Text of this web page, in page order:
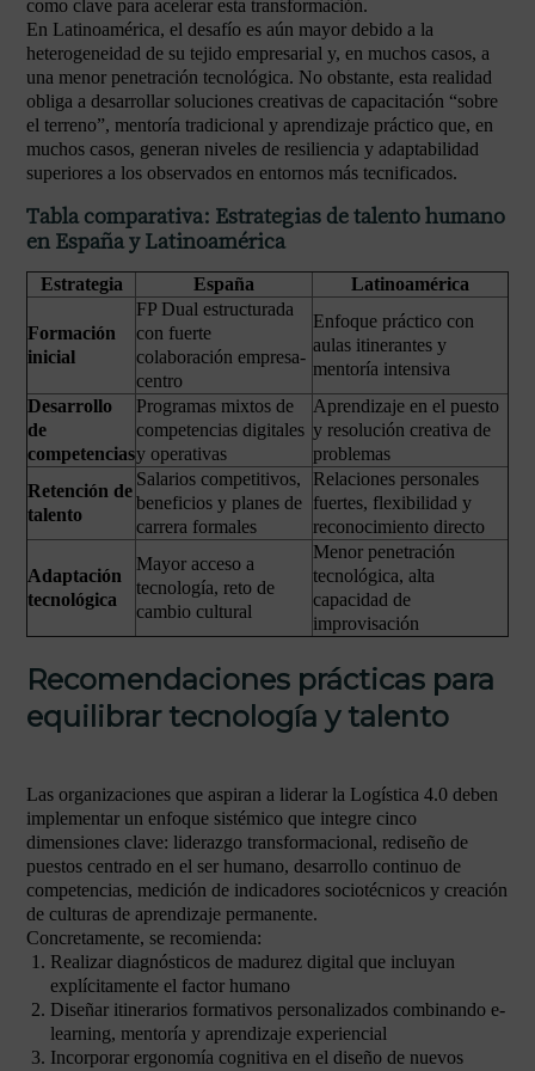
como clave para acelerar esta transformación.
En Latinoamérica, el desafío es aún mayor debido a la
heterogeneidad de su tejido empresarial y, en muchos casos, a
una menor penetración tecnológica. No obstante, esta realidad
obliga a desarrollar soluciones creativas de capacitación “sobre
el terreno”, mentoría tradicional y aprendizaje práctico que, en
muchos casos, generan niveles de resiliencia y adaptabilidad
superiores a los observados en entornos más tecnificados.
Tabla comparativa: Estrategias de talento humano
en España y Latinoamérica
Estrategia España Latinoamérica
Formación
inicial
FP Dual estructurada
con fuerte
colaboración empresa-
centro
Enfoque práctico con
aulas itinerantes y
mentoría intensiva
Desarrollo
de
competencias
Programas mixtos de
competencias digitales
y operativas
Aprendizaje en el puesto
y resolución creativa de
problemas
Retención de
talento
Salarios competitivos,
beneficios y planes de
carrera formales
Relaciones personales
fuertes, flexibilidad y
reconocimiento directo
Adaptación
tecnológica
Mayor acceso a
tecnología, reto de
cambio cultural
Menor penetración
tecnológica, alta
capacidad de
improvisación
Recomendaciones prácticas para
equilibrar tecnología y talento
Las organizaciones que aspiran a liderar la Logística 4.0 deben
implementar un enfoque sistémico que integre cinco
dimensiones clave: liderazgo transformacional, rediseño de
puestos centrado en el ser humano, desarrollo continuo de
competencias, medición de indicadores sociotécnicos y creación
de culturas de aprendizaje permanente.
Concretamente, se recomienda:
Realizar diagnósticos de madurez digital que incluyan
explícitamente el factor humano
Diseñar itinerarios formativos personalizados combinando e-
learning, mentoría y aprendizaje experiencial
Incorporar ergonomía cognitiva en el diseño de nuevos